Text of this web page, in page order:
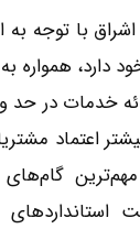
با توجه
دارد، همواره
خدمات در حد
اعتماد
گام‌های